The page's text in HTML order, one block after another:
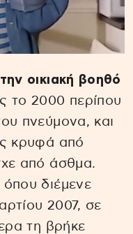
οικιακή βοηθό
το 2000 περίπου
πνεύμονα, και
κρυφά από
από άσθμα.
διέμενε
2007, σε
τη βρήκε